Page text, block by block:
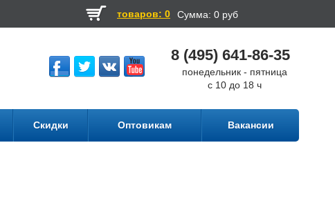
товаров: 0 Сумма: 0 руб
8 (495) 641-86-35
понедельник - пятница
с 10 до 18 ч
Скидки Оптовикам Вакансии